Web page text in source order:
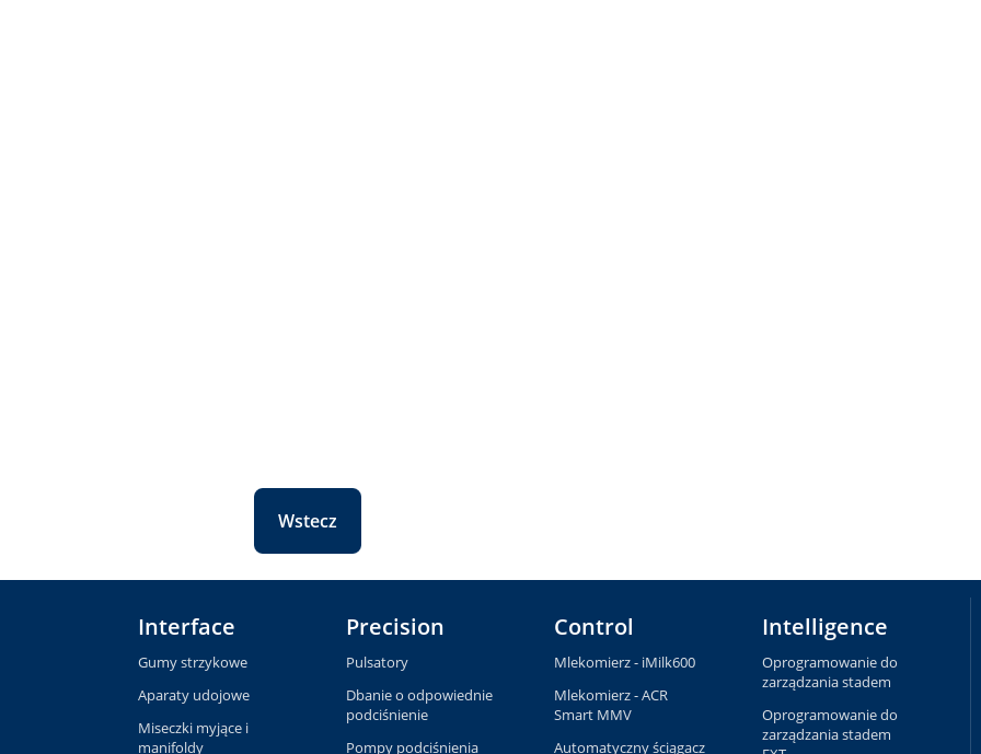
Wstecz
Interface
Gumy strzykowe
Aparaty udojowe
Miseczki myjące i
manifoldy
Precision
Pulsatory
Dbanie o odpowiednie
podciśnienie
Pompy podciśnienia
Control
Mlekomierz - iMilk600
Mlekomierz - ACR
Smart MMV
Automatyczny ściągacz
Intelligence
Oprogramowanie do
zarządzania stadem
Oprogramowanie do
zarządzania stadem